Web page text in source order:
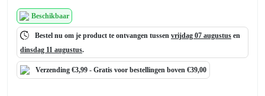
Beschikbaar
Bestel nu om je product te ontvangen tussen vrijdag 07 augustus en
dinsdag 11 augustus.
Verzending €3,99 - Gratis voor bestellingen boven €39,00